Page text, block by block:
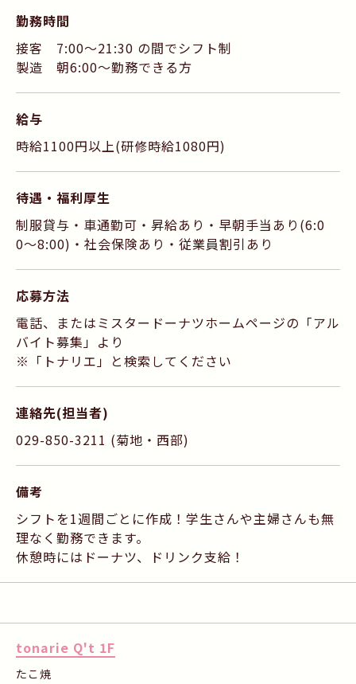
勤務時間
接客 7:00〜21:30 の間でシフト制
製造 朝6:00〜勤務できる方
給与
時給1100円以上(研修時給1080円)
待遇・福利厚生
制服貸与・車通勤可・昇給あり・早朝手当あり(6:0
0〜8:00)・社会保険あり・従業員割引あり
応募方法
電話、またはミスタードーナツホームページの「アル
バイト募集」より
※「トナリエ」と検索してください
連絡先(担当者)
029-850-3211 (菊地・西部)
備考
シフトを1週間ごとに作成！学生さんや主婦さんも無
理なく勤務できます。
休憩時にはドーナツ、ドリンク支給！
tonarie Q't 1F
たこ焼